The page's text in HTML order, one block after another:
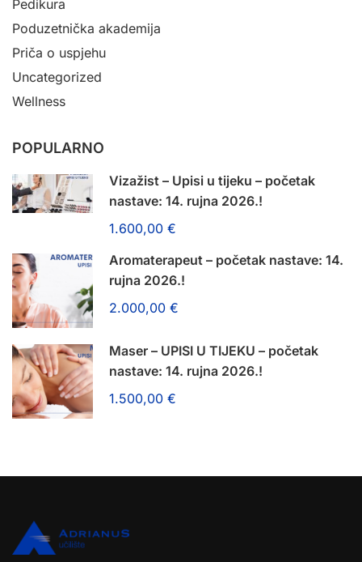
Pedikura
Poduzetnička akademija
Priča o uspjehu
Uncategorized
Wellness
POPULARNO
Vizažist – Upisi u tijeku – početak
nastave: 14. rujna 2026.!
1.600,00 €
Aromaterapeut – početak nastave: 14.
rujna 2026.!
2.000,00 €
Maser – UPISI U TIJEKU – početak
nastave: 14. rujna 2026.!
1.500,00 €